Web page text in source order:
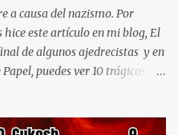
invencible y el M...
a causa del nazismo. Por
este artículo en mi blog, El
de algunos ajedrecistas y en
puedes ver 10 trágicos
no les sonrío la vida. La